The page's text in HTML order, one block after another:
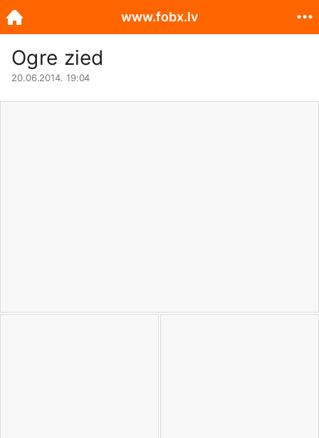
Ogre zied
20.06.2014. 19:04
www.fobx.lv